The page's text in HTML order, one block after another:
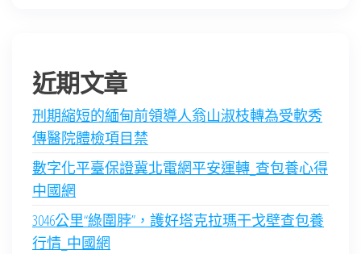
近期文章
刑期縮短的緬甸前領導人翁山淑枝轉為受軟秀
傳醫院體檢項目禁
數字化平臺保證冀北電網平安運轉_查包養心得
中國網
3046公里“綠圍脖”，護好塔克拉瑪干戈壁查包養
行情_中國網